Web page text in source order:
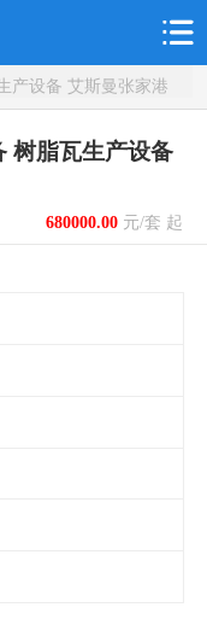
产设备 艾斯曼张家港
树脂瓦生产设备
680000.00元/套 起